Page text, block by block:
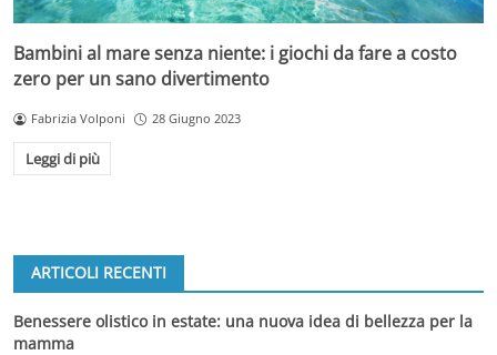
Bambini al mare senza niente: i giochi da fare a costo
zero per un sano divertimento
Fabrizia Volponi 28 Giugno 2023
Leggi di più
ARTICOLI RECENTI
Benessere olistico in estate: una nuova idea di bellezza per la
mamma